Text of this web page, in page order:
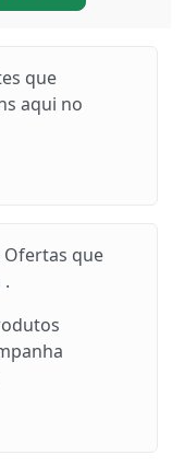
que
aqui no
Ofertas que